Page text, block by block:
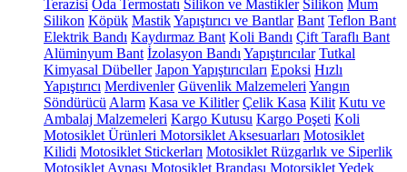
Terazisi Oda Termostatı Silikon ve Mastikler Silikon Mum
Silikon Köpük MastikYapıştırıcı ve Bantlar Bant Teflon Bant
Elektrik Bandı Kaydırmaz Bant Koli Bandı Çift Taraflı Bant
Alüminyum Bant İzolasyon Bandı Yapıştırıcılar Tutkal
Kimyasal Dübeller Japon Yapıştırıcıları Epoksi Hızlı
Yapıştırıcı Merdivenler Güvenlik Malzemeleri Yangın
Söndürücü Alarm Kasa ve Kilitler Çelik Kasa Kilit Kutu ve
Ambalaj Malzemeleri Kargo Kutusu Kargo Poşeti Koli
Motosiklet Ürünleri Motorsiklet Aksesuarları Motosiklet
Kilidi Motosiklet Stickerları Motosiklet Rüzgarlık ve Siperlik
Motosiklet Aynası Motosiklet Brandası Motorsiklet Yedek